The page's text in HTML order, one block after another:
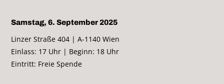
Samstag, 6. September 2025
Linzer Straße 404 | A-1140 Wien
Einlass: 17 Uhr | Beginn: 18 Uhr
Eintritt: Freie Spende